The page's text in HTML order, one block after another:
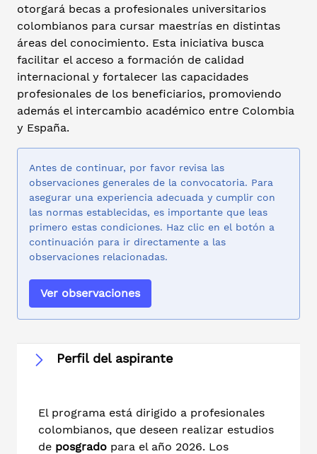
otorgará becas a profesionales universitarios
colombianos para cursar maestrías en distintas
áreas del conocimiento. Esta iniciativa busca
facilitar el acceso a formación de calidad
internacional y fortalecer las capacidades
profesionales de los beneficiarios, promoviendo
además el intercambio académico entre Colombia
y España.
Antes de continuar, por favor revisa las
observaciones generales de la convocatoria. Para
asegurar una experiencia adecuada y cumplir con
las normas establecidas, es importante que leas
primero estas condiciones. Haz clic en el botón a
continuación para ir directamente a las
observaciones relacionadas.
Ver observaciones
Perfil del aspirante
El programa está dirigido a profesionales
colombianos, que deseen realizar estudios
de posgrado para el año 2026. Los